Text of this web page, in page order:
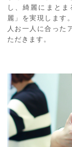
し、綺麗にまと
麗」を実現します
人お一人に合った
ただきます。